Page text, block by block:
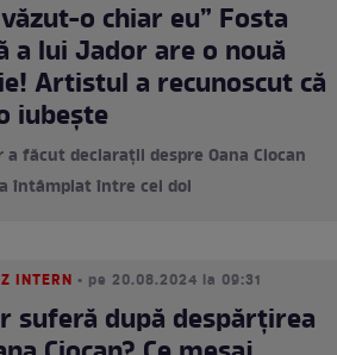
o chiar eu” Fosta
a lui Jador are o nouă
Artistul a recunoscut că
iubește
a făcut declarații despre Oana Ciocan
întâmplat între cei doi
INTERN • pe 20.08.2024 la 09:31
suferă după despărțirea